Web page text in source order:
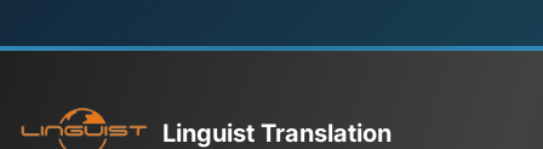
Linguist Translation